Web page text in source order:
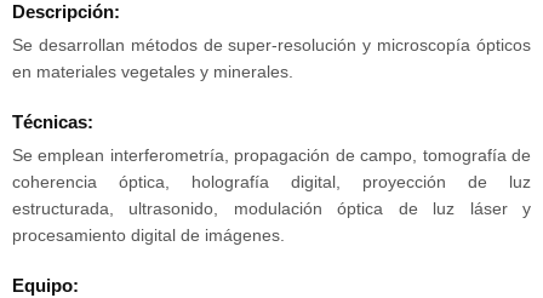
Descripción:
Se desarrollan métodos de super-resolución y microscopía ópticos
en materiales vegetales y minerales.
Técnicas:
Se emplean interferometría, propagación de campo, tomografía de
coherencia óptica, holografía digital, proyección de luz
estructurada, ultrasonido, modulación óptica de luz láser y
procesamiento digital de imágenes.
Equipo: